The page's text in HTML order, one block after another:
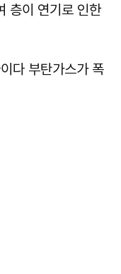
층이 연기로 인한
다 부탄가스가 폭